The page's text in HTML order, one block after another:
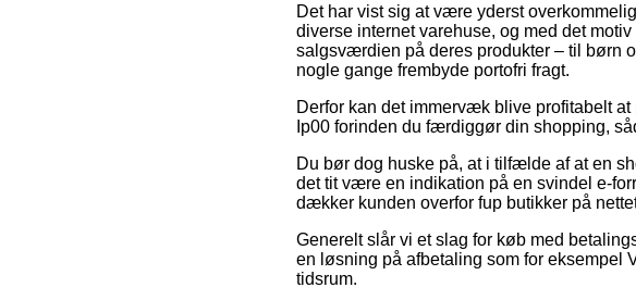
Det har vist sig at være yderst
diverse internet varehuse, og med det
salgsværdien på deres produkter – til børn
nogle gange frembyde portofri fragt.
Derfor kan det immervæk blive profitabelt
Ip00 forinden du færdiggør din shopping,
Du bør dog huske på, at i tilfælde af at en
det tit være en indikation på en svindel e-
dækker kunden overfor fup butikker på
Generelt slår vi et slag for køb med
en løsning på afbetaling som for eksempel
tidsrum.